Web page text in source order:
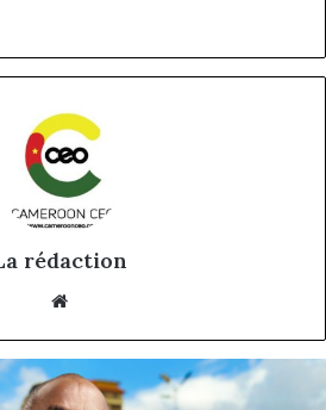
rédaction